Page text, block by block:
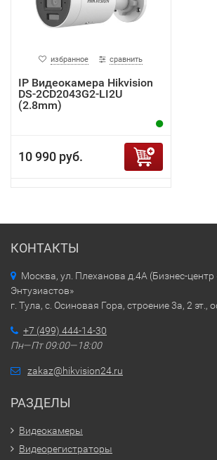
избранное сравнить
IP Видеокамера Hikvision
DS-2CD2043G2-LI2U
(2.8mm)
10 990 руб.
КОНТАКТЫ
Москва, ул. Плеханова д.4А (Бизнес-
Энтузиастов»
г. Тула, с. Осиновая Гора, строение 3а, 2 эт.,
+7 (499) 444-14-30
Пн—Пт 09:00—18:00
zakaz@hikvision24.ru
РАЗДЕЛЫ
Видеокамеры
Видеорегистраторы